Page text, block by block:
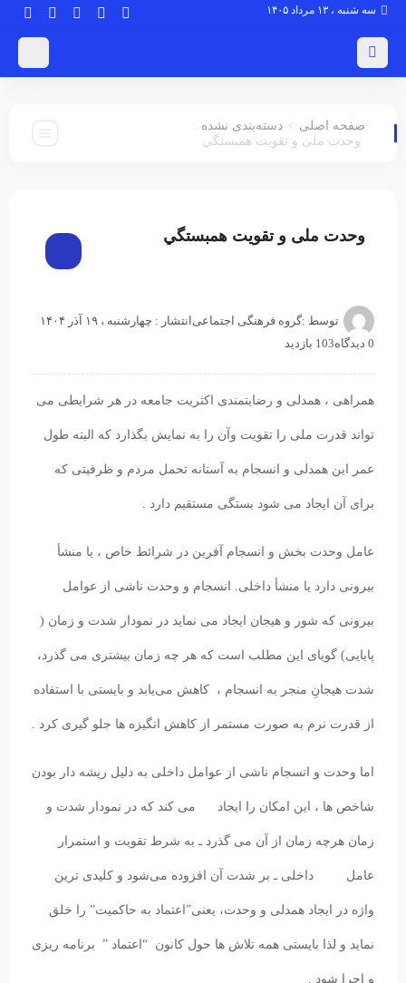
سه شنبه ، ۱۳ مرداد ۱۴۰۵
صفحه اصلی > دسته‌بندی نشده :
وحدت ملی و تقويت همبستگي
وحدت ملی و تقويت همبستگي
توسط :گروه فرهنگی اجتماعی انتشار : چهارشنبه ، ۱۹ آذر ۱۴۰۴
0 دیدگاه
103 بازدید
همراهی ، همدلی و رضایتمندی اکثریت جامعه در هر شرایطی می
تواند قدرت ملی را تقویت وآن را به نمایش بگذارد که البته طول
عمر این همدلی و انسجام به آستانه تحمل مردم و ظرفیتی که
برای آن ایجاد می شود بستگی مستقیم دارد .
عامل وحدت بخش و انسجام آفرین در شرائط خاص ، یا منشأ
بیرونی دارد یا منشأ داخلی. انسجام و وحدت ناشی از عوامل
بیرونی که شور و هیجان ایجاد می نماید در نمودار شدت و زمان (
پایایی) گویای این مطلب است که هر چه زمان بیشتری می گذرد،
شدت هیجانِ منجر به انسجام ، کاهش می‌یابد و بایستی با استفاده
از قدرت نرم به صورت مستمر از کاهش انگیزه ها جلو گیری کرد .
اما وحدت و انسجام ناشی از عوامل داخلی به دلیل ریشه دار بودن
شاخص ها ، این امکان را ایجاد می کند که در نمودار شدت و
زمان هرچه زمان از آن می گذرد ـ به شرط تقویت و استمرار
عامل داخلی ـ بر شدت آن افزوده می‌شود و کلیدی ترین
واژه در ایجاد همدلی و وحدت، یعنی”اعتماد به حاکمیت” را خلق
نماید و لذا بایستی همه تلاش ها حول کانون “اعتماد ” برنامه ریزی
و اجرا شود .